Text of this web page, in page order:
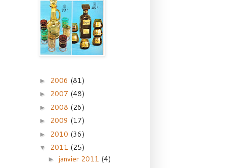
► 2006 (81)
► 2007 (48)
► 2008 (26)
► 2009 (17)
► 2010 (36)
▼ 2011 (25)
► janvier 2011 (4)